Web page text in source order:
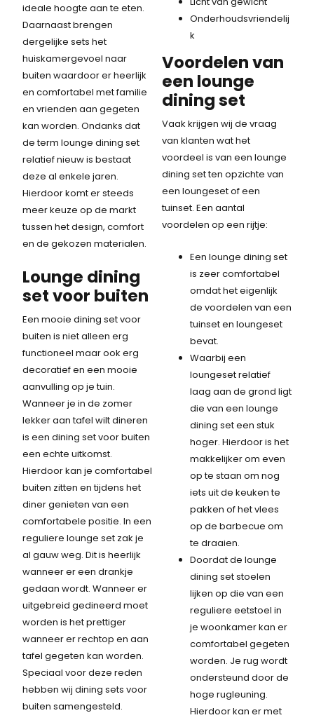
ideale hoogte aan te eten.
Daarnaast brengen
dergelijke sets het
huiskamergevoel naar
buiten waardoor er heerlijk
en comfortabel met familie
en vrienden aan gegeten
kan worden. Ondanks dat
de term lounge dining set
relatief nieuw is bestaat
deze al enkele jaren.
Hierdoor komt er steeds
meer keuze op de markt
tussen het design, comfort
en de gekozen materialen.
Lounge dining
set voor buiten
Een mooie dining set voor
buiten is niet alleen erg
functioneel maar ook erg
decoratief en een mooie
aanvulling op je tuin.
Wanneer je in de zomer
lekker aan tafel wilt dineren
is een dining set voor buiten
een echte uitkomst.
Hierdoor kan je comfortabel
buiten zitten en tijdens het
diner genieten van een
comfortabele positie. In een
reguliere lounge set zak je
al gauw weg. Dit is heerlijk
wanneer er een drankje
gedaan wordt. Wanneer er
uitgebreid gedineerd moet
worden is het prettiger
wanneer er rechtop en aan
tafel gegeten kan worden.
Speciaal voor deze reden
hebben wij dining sets voor
buiten samengesteld.
Onderhoudsvriendelij
k
Voordelen van
een lounge
dining set
Vaak krijgen wij de vraag
van klanten wat het
voordeel is van een lounge
dining set ten opzichte van
een loungeset of een
tuinset. Een aantal
voordelen op een rijtje:
Een lounge dining set
is zeer comfortabel
omdat het eigenlijk
de voordelen van een
tuinset en loungeset
bevat.
Waarbij een
loungeset relatief
laag aan de grond ligt
die van een lounge
dining set een stuk
hoger. Hierdoor is het
makkelijker om even
op te staan om nog
iets uit de keuken te
pakken of het vlees
op de barbecue om
te draaien.
Doordat de lounge
dining set stoelen
lijken op die van een
reguliere eetstoel in
je woonkamer kan er
comfortabel gegeten
worden. Je rug wordt
ondersteund door de
hoge rugleuning.
Hierdoor kan er met